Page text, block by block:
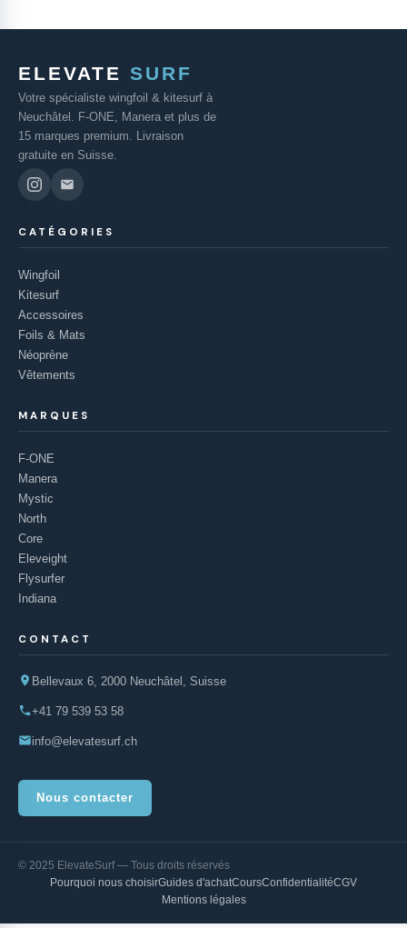
ELEVATE SURF
Votre spécialiste wingfoil & kitesurf à
Neuchâtel. F-ONE, Manera et plus de
15 marques premium. Livraison
gratuite en Suisse.
CATÉGORIES
Wingfoil
Kitesurf
Accessoires
Foils & Mats
Néoprène
Vêtements
MARQUES
F-ONE
Manera
Mystic
North
Core
Eleveight
Flysurfer
Indiana
CONTACT
Bellevaux 6, 2000 Neuchâtel, Suisse
+41 79 539 53 58
info@elevatesurf.ch
Nous contacter
© 2025 ElevateSurf — Tous droits réservés
Pourquoi nous choisirGuides d'achatCoursConfidentialitéCGV
Mentions légales